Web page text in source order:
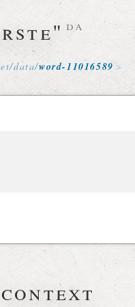
da
/data/word-11016589